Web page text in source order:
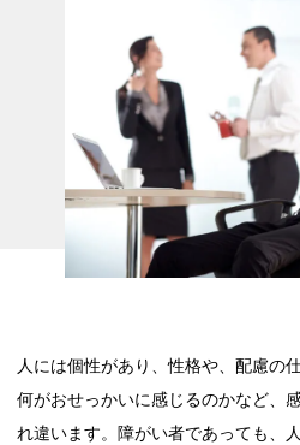
人には個性があり、性格や、配慮の
何がおせっかいに感じるのかなど、
れ違います。障がい者であっても、